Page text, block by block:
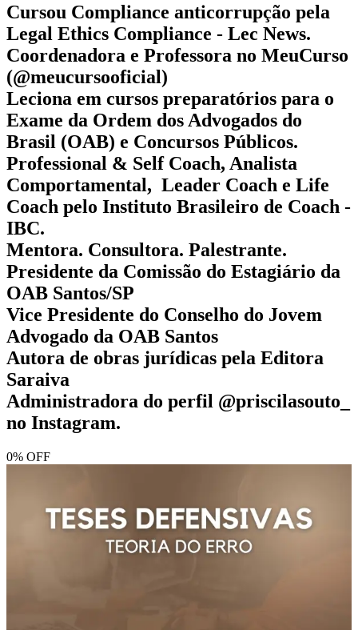
Cursou Compliance anticorrupção pela
Legal Ethics Compliance - Lec News.
Coordenadora e Professora no MeuCurso
(@meucursooficial)
Leciona em cursos preparatórios para o
Exame da Ordem dos Advogados do
Brasil (OAB) e Concursos Públicos.
Professional & Self Coach, Analista
Comportamental, Leader Coach e Life
Coach pelo Instituto Brasileiro de Coach -
IBC.
Mentora. Consultora. Palestrante.
Presidente da Comissão do Estagiário da
OAB Santos/SP
Vice Presidente do Conselho do Jovem
Advogado da OAB Santos
Autora de obras jurídicas pela Editora
Saraiva
Administradora do perfil @priscilasouto_
no Instagram.
0% OFF